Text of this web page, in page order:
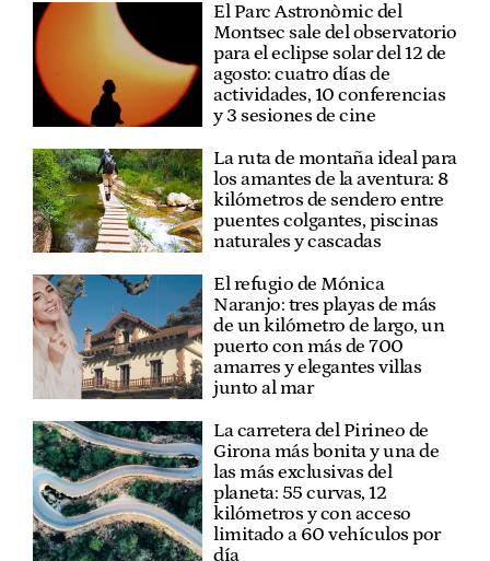
El Parc Astronòmic del
Montsec sale del observatorio
para el eclipse solar del 12 de
agosto: cuatro días de
actividades, 10 conferencias
y 3 sesiones de cine
La ruta de montaña ideal para
los amantes de la aventura: 8
kilómetros de sendero entre
puentes colgantes, piscinas
naturales y cascadas
El refugio de Mónica
Naranjo: tres playas de más
de un kilómetro de largo, un
puerto con más de 700
amarres y elegantes villas
junto al mar
La carretera del Pirineo de
Girona más bonita y una de
las más exclusivas del
planeta: 55 curvas, 12
kilómetros y con acceso
limitado a 60 vehículos por
día